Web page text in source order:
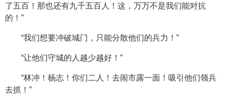
了五百！那也还有九千五百人！这，万万不是我们能对抗
的！”
“我们想要冲破城门，只能分散他们的兵力！”
“让他们守城的人越少越好！”
“林冲！杨志！你们二人！去闹市露一面！吸引他们领兵
去抓！”